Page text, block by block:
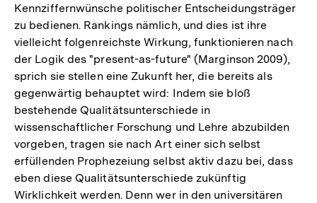
Kennziffernwünsche politischer Entscheidungsträger
zu bedienen. Rankings nämlich, und dies ist ihre
vielleicht folgenreichste Wirkung, funktionieren nach
der Logik des "present-as-future" (Marginson 2009),
sprich sie stellen eine Zukunft her, die bereits als
gegenwärtig behauptet wird: Indem sie bloß
bestehende Qualitätsunterschiede in
wissenschaftlicher Forschung und Lehre abzubilden
vorgeben, tragen sie nach Art einer sich selbst
erfüllenden Prophezeiung selbst aktiv dazu bei, dass
eben diese Qualitätsunterschiede zukünftig
Wirklichkeit werden. Denn wer in den universitären